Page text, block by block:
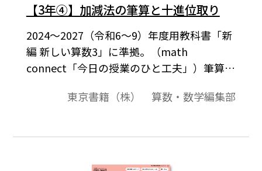
【3年④】加減法の筆算と十進位取り
2024～2027（令和6～9）年度用教科書「新
編 新しい算数3」に準拠。（math
connect「今日の授業のひと工夫」）筆算の
かなものにするチャンスです。「新しい算
上げています。筆算形式の多様な数値への適
りの理解の深化もねらいとしています。
東京書籍（株） 算数・数学編集部